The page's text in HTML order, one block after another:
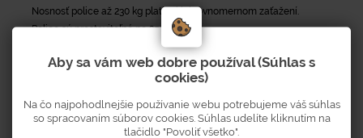
Nosnosť police až 230 kg platí pri jej rovnomernom zaťažení.
Police sú prestaviteľné po 25 mm.
Široká možnosť využitia od archívov až po dielne.
Aby sa vám web dobre používal (Súhlas s
cookies)
Na čo najpohodlnejšie používanie webu potrebujeme váš súhlas
so spracovaním súborov cookies. Súhlas udelíte kliknutím na
tlačidlo "Povoliť všetko".